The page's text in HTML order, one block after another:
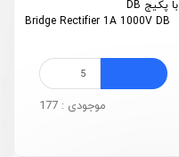
Bridge Rectifier 1A 1000V DB
موجودی : 177